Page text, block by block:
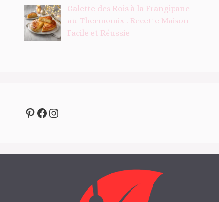
Galette des Rois à la Frangipane
au Thermomix : Recette Maison
Facile et Réussie
Pinterest
Facebook
Instagram